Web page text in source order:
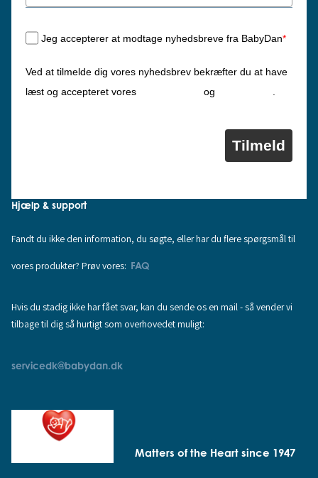
Jeg accepterer at modtage nyhedsbreve fra BabyDan*
Ved at tilmelde dig vores nyhedsbrev bekræfter du at have
læst og accepteret vores
og .
Tilmeld
Hjælp & support
Fandt du ikke den information, du søgte, eller har du flere spørgsmål til
vores produkter? Prøv vores: FAQ
Hvis du stadig ikke har fået svar, kan du sende os en mail - så vender vi
tilbage til dig så hurtigt som overhovedet muligt:
servicedk@babydan.dk
Matters of the Heart since 1947